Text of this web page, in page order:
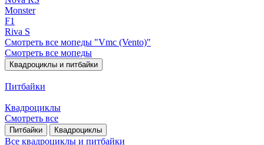
Monster
F1
Riva S
Смотреть все мопеды "Vmc (Vento)"
Смотреть все мопеды
Квадроциклы и питбайки
Питбайки
Квадроциклы
Смотреть все
Питбайки Квадроциклы
Все квадроциклы и питбайки